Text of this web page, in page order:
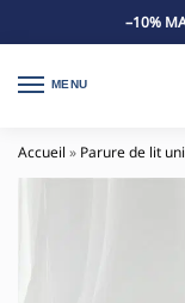
–10%
MENU
Accueil » Parure de lit